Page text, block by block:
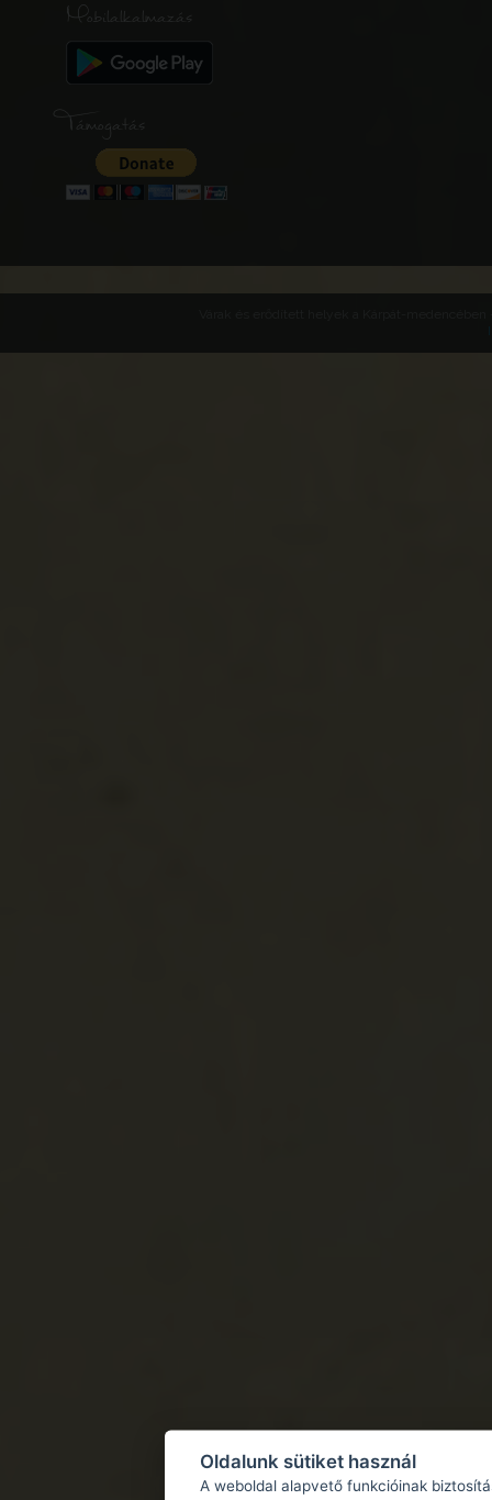
Mobilalkalmazás
Támogatás
Oldalunk sütiket használ
A weboldal alapvető funkcióinak